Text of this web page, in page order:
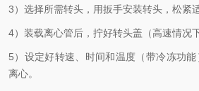
3）选择所需转头，用扳手安装转头，松紧适
4）装载离心管后，拧好转头盖（高速情况
5）设定好转速、时间和温度（带冷冻功
离心。